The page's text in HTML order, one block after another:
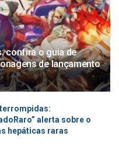
confira o guia de
de lançamento
alerta sobre o
hepáticas raras